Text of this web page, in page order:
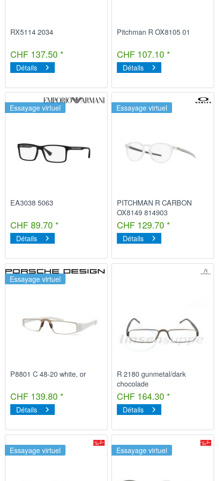
RX5114 2034
CHF 137.50 *
Détails
Pitchman R OX8105 01
CHF 107.10 *
Détails
Essayage virtuel
EA3038 5063
CHF 89.70 *
Détails
Essayage virtuel
PITCHMAN R CARBON
OX8149 814903
CHF 129.70 *
Détails
Essayage virtuel
P8801 C 48-20 white, or
CHF 139.80 *
Détails
R 2180 gunmetal/dark
chocolade
CHF 164.30 *
Détails
Essayage virtuel Essayage virtuel